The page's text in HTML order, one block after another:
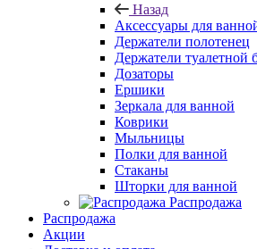
Назад
Аксессуары для
Держатели полотенец
Держатели туалетной
Дозаторы
Ершики
Зеркала для ванной
Коврики
Мыльницы
Полки для ванной
Стаканы
Шторки для ванной
Распродажа
Распродажа
Акции